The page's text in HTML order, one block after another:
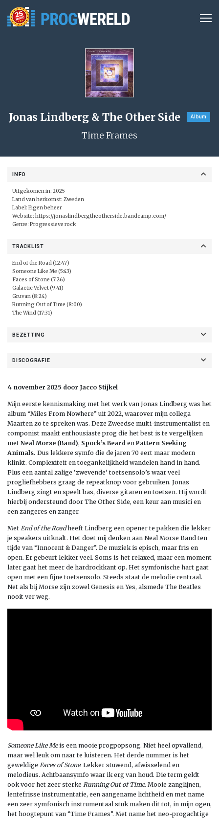
Jonas Lindberg & The Other Side Album
Time Frames
INFO
Uitgekomen in: 2025
Land van herkomst: Zweden
Label: Eigen beheer
Website: https://jonaslindbergtheotherside.bandcamp.com/
Genre: Progressieve rock
TRACKLIST
End of the Road (12:47)
Someone Like Me (5:43)
Faces of Stone (7:26)
Galactic Velvet (9:41)
Gruvan (8:24)
Running Out of Time (8:00)
The Wind (17:31)
BEZETTING
DISCOGRAFIE
4 november 2025 door Jacco Stijkel
Mijn eerste kennismaking met het werk van Jonas Lindberg was het
album “Miles From Nowhere” uit 2022, waarover mijn collega
Maarten zo te spreken was. Deze Zweedse multi-instrumentalist en
componist maakt enthousiaste prog die het best is te vergelijken
met Neal Morse (Band), Spock’s Beard en Pattern Seeking
Animals. Dus lekkere symfo die de jaren 70 eert maar modern
klinkt. Complexiteit en toegankelijkheid wandelen hand in hand.
Plus een aantal zalige ‘zwevende’ toetsensolo’s waar veel
progliefhebbers graag de repeatknop voor gebruiken. Jonas
Lindberg zingt en speelt bas, diverse gitaren en toetsen. Hij wordt
hierbij ondersteund door The Other Side, een keur aan musici en
een zangeres en zanger.
Met End of the Roadheeft Lindberg een opener te pakken die lekker
je speakers uitknalt. Het doet mij denken aan Neal Morse Band ten
tijde van “Innocent & Danger”. De muziek is episch, maar fris en
open. Er gebeurt lekker veel. Soms is het relaxed, maar een moment
later gaat het meer de hardrockkant op. Het symfonische hart gaat
open met een fijne toetsensolo. Steeds staat de melodie centraal.
Net als bij Morse zijn zowel Genesis en Yes, alsmede The Beatles
nooit ver weg.
Someone Like Meis een mooie progpopsong. Niet heel opvallend,
maar wel leuk om naar te luisteren. Het derde nummer is het
geweldige Faces of Stone. Lekker stuwend, afwisselend en
melodieus. Achtbaansymfo waar ik erg van houd. Die term geldt
ook voor het zeer sterke Running Out of Time. Mooie zanglijnen,
lentefrisse instrumentatie, een aangename lichtheid en met name
een zeer symfonisch instrumentaal stuk maken dit tot, in mijn ogen,
het hoogtepunt van “Time Frames”. Met name het neo-progachtige